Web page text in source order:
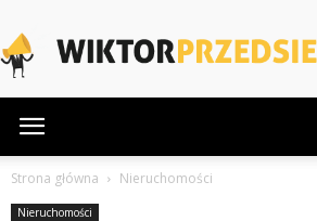
Strona główna Nieruchomości
Nieruchomości